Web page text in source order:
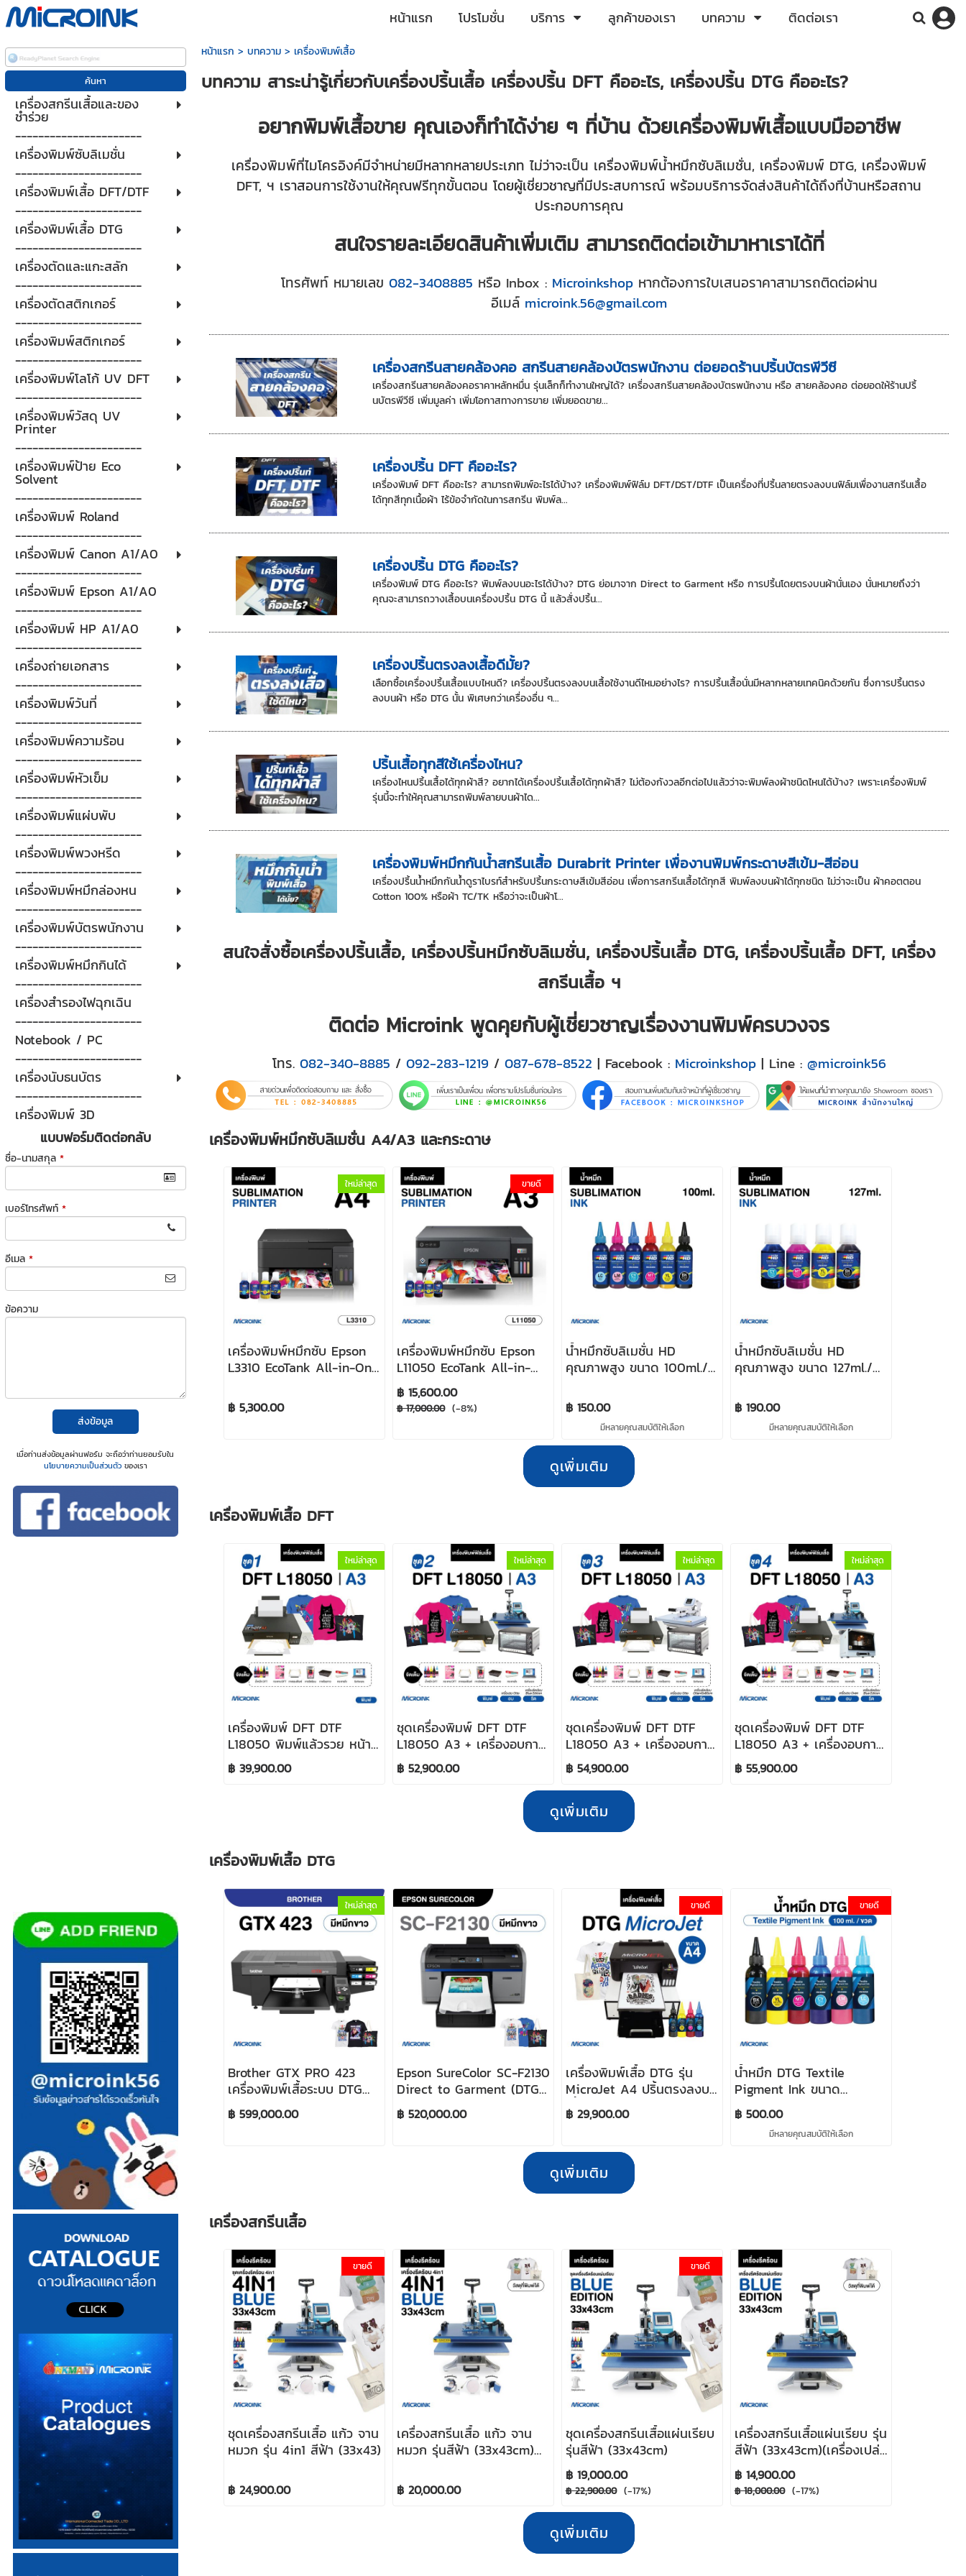
หน้าแรก โปรโมชั่น บริการ ลูกค้าของเรา บทความ ติดต่อเรา
เครื่องสกรีนเสื้อและของ
ชำร่วย
----------------------
เครื่องพิมพ์ซับลิเมชั่น
----------------------
เครื่องพิมพ์เสื้อ DFT/DTF
----------------------
เครื่องพิมพ์เสื้อ DTG
----------------------
เครื่องตัดและแกะสลัก
----------------------
เครื่องตัดสติกเกอร์
----------------------
เครื่องพิมพ์สติกเกอร์
----------------------
เครื่องพิมพ์โลโก้ UV DFT
----------------------
เครื่องพิมพ์วัสดุ UV
Printer
----------------------
เครื่องพิมพ์ป้าย Eco
Solvent
----------------------
เครื่องพิมพ์ Roland
----------------------
เครื่องพิมพ์ Canon A1/A0
----------------------
เครื่องพิมพ์ Epson A1/A0
----------------------
เครื่องพิมพ์ HP A1/A0
----------------------
เครื่องถ่ายเอกสาร
----------------------
เครื่องพิมพ์วันที่
----------------------
เครื่องพิมพ์ความร้อน
----------------------
เครื่องพิมพ์หัวเข็ม
----------------------
เครื่องพิมพ์แผ่บพับ
----------------------
เครื่องพิมพ์พวงหรีด
----------------------
เครื่องพิมพ์หมึกล่องหน
----------------------
เครื่องพิมพ์บัตรพนักงาน
----------------------
เครื่องพิมพ์หมึกกินได้
----------------------
เครื่องสำรองไฟฉุกเฉิน
----------------------
Notebook / PC
----------------------
เครื่องนับธนบัตร
----------------------
เครื่องพิมพ์ 3D
แบบฟอร์มติดต่อกลับ
ชื่อ-นามสกุล *
เบอร์โทรศัพท์ *
อีเมล *
ข้อความ
ส่งข้อมูล
เมื่อท่านส่งข้อมูลผ่านฟอร์ม จะถือว่าท่านยอมรับใน
นโยบายความเป็นส่วนตัวของเรา
หน้าแรก > บทความ> เครื่องพิมพ์เสื้อ
บทความ สาระน่ารู้เกี่ยวกับเครื่องปริ้นเสื้อ เครื่องปริ้น DFT คืออะไร, เครื่องปริ้น DTG คืออะไร?
อยากพิมพ์เสื้อขาย คุณเองก็ทำได้ง่าย ๆ ที่บ้าน ด้วยเครื่องพิมพ์เสื้อแบบมืออาชีพ
เครื่องพิมพ์ที่ไมโครอิงค์มีจำหน่ายมีหลากหลายประเภท ไม่ว่าจะเป็น เครื่องพิมพ์น้ำหมึกซับลิเมชั่น, เครื่องพิมพ์ DTG, เครื่องพิมพ์
DFT, ฯ เราสอนการใช้งานให้คุณฟรีทุกขั้นตอน โดยผู้เชี่ยวชาญที่มีประสบการณ์ พร้อมบริการจัดส่งสินค้าได้ถึงที่บ้านหรือสถาน
ประกอบการคุณ
สนใจรายละเอียดสินค้าเพิ่มเติม สามารถติดต่อเข้ามาหาเราได้ที่
โทรศัพท์ หมายเลข 082-3408885 หรือ Inbox : Microinkshopหากต้องการใบเสนอราคาสามารถติดต่อผ่าน
อีเมล์ microink.56@gmail.com
เครื่องสกรีนสายคล้องคอ สกรีนสายคล้องบัตรพนักงาน ต่อยอดร้านปริ้นบัตรพีวีซี
เครื่องสกรีนสายคล้องคอราคาหลักหมื่น รุ่นเล็กก็ทำงานใหญ่ได้? เครื่องสกรีนสายคล้องบัตรพนักงาน หรือ สายคล้องคอ ต่อยอดให้ร้านปริ้
นบัตรพีวีซี เพิ่มมูลค่า เพิ่มโอกาสทางการขาย เพิ่มยอดขาย...
เครื่องปริ้น DFT คืออะไร?
เครื่องพิมพ์ DFT คืออะไร? สามารถพิมพ์อะไรได้บ้าง? เครื่องพิมพ์ฟิล์ม DFT/DST/DTF เป็นเครื่องที่ปริ้นลายตรงลงบนฟิล์มเพื่องานสกรีนเสื้อ
ได้ทุกสีทุกเนื้อผ้า ไร้ข้อจำกัดในการสกรีน พิมพ์ล...
เครื่องปริ้น DTG คืออะไร?
เครื่องพิมพ์ DTG คืออะไร? พิมพ์ลงบนอะไรได้บ้าง? DTG ย่อมาจาก Direct to Garment หรือ การปริ้นโดยตรงบนผ้านั่นเอง นั่นหมายถึงว่า
คุณจะสามารถวางเสื้อบนเครื่องปริ้น DTG นี้ แล้วสั่งปริ้น...
เครื่องปริ้นตรงลงเสื้อดีมั้ย?
เลือกซื้อเครื่องปริ้นเสื้อแบบไหนดี? เครื่องปริ้นตรงลงบนเสื้อใช้งานดีไหมอย่างไร? การปริ้นเสื้อนั่นมีหลากหลายเทคนิคด้วยกัน ซึ่งการปริ้นตรง
ลงบนผ้า หรือ DTG นั้น พิเศษกว่าเครื่องอื่น ๆ...
ปริ้นเสื้อทุกสีใช้เครื่องไหน?
เครื่องไหนปริ้นเสื้อได้ทุกผ้าสี? อยากได้เครื่องปริ้นเสื้อได้ทุกผ้าสี? ไม่ต้องกังวลอีกต่อไปแล้วว่าจะพิมพ์ลงผ้าชนิดไหนได้บ้าง? เพราะเครื่องพิมพ์
รุ่นนี้จะทำให้คุณสามารถพิมพ์ลายบนผ้าได...
เครื่องพิมพ์หมึกกันน้ำสกรีนเสื้อ Durabrit Printer เพื่องานพิมพ์กระดาษสีเข้ม-สีอ่อน
เครื่องปริ้นน้ำหมึกกันน้ำดูราไบรท์สำหรับปริ้นกระดาษสีเข้มสีอ่อน เพื่อการสกรีนเสื้อได้ทุกสี พิมพ์ลงบนผ้าได้ทุกชนิด ไม่ว่าจะเป็น ผ้าคอตตอน
Cotton 100% หรือผ้า TC/TK หรือว่าจะเป็นผ้าโ...
สนใจสั่งซื้อเครื่องปริ้นเสื้อ, เครื่องปริ้นหมึกซับลิเมชั่น, เครื่องปริ้นเสื้อ DTG, เครื่องปริ้นเสื้อ DFT, เครื่อง
สกรีนเสื้อ ฯ
ติดต่อ Microink พูดคุยกับผู้เชี่ยวชาญเรื่องงานพิมพ์ครบวงจร
โทร. 082-340-8885 / 092-283-1219 / 087-678-8522 | Facebook : Microinkshop| Line : @microink56
เครื่องพิมพ์หมึกซับลิเมชั่น A4/A3 และกระดาษ
ใหม่ล่าสุด
เครื่องพิมพ์หมึกซับ Epson
L3310 EcoTank All-in-One
Sublimation printer
฿ 5,300.00
ขายดี
เครื่องพิมพ์หมึกซับ Epson
L11050 EcoTank All-in-
One Ink Tank Printer
ขนาด A3 Sublimation
printer
฿ 15,600.00
฿ 17,000.00 (-8%)
น้ำหมึกซับลิเมชั่น HD
คุณภาพสูง ขนาด 100ml./
฿ 150.00
มีหลายคุณสมบัติให้เลือก
น้ำหมึกซับลิเมชั่น HD
คุณภาพสูง ขนาด 127ml./
฿ 190.00
มีหลายคุณสมบัติให้เลือก
ดูเพิ่มเติม
เครื่องพิมพ์เสื้อ DFT
ใหม่ล่าสุด
เครื่องพิมพ์ DFT DTF
L18050 พิมพ์แล้วรวย หน้า
กว้าง A3
฿ 39,900.00
ใหม่ล่าสุด
ชุดเครื่องพิมพ์ DFT DTF
L18050 A3 + เครื่องอบกาว
+ เครื่องรีดเรียบสีฟ้า
฿ 52,900.00
ใหม่ล่าสุด
ชุดเครื่องพิมพ์ DFT DTF
L18050 A3 + เครื่องอบกาว
+ เครื่องรีดร้อน Otter
40x60 cm
฿ 54,900.00
ใหม่ล่าสุด
ชุดเครื่องพิมพ์ DFT DTF
L18050 A3 + เครื่องอบกาว
สีฟ้า + เครื่องรีดเรียบฟ้า
฿ 55,900.00
ดูเพิ่มเติม
เครื่องพิมพ์เสื้อ DTG
ใหม่ล่าสุด
Brother GTX PRO 423
เครื่องพิมพ์เสื้อระบบ DTG
Direct To Garment
Printer
฿ 599,000.00
Epson SureColor SC-F2130
Direct to Garment (DTG)
Textile Printer
฿ 520,000.00
ขายดี
เครื่องพิมพ์เสื้อ DTG รุ่น
MicroJet A4 ปริ้นตรงลงบน
เสื้อคอตตอน 100% (สำหรับ
ผ้าคอตตอนสีอ่อน)
฿ 29,900.00
ขายดี
น้ำหมึก DTG Textile
Pigment Ink ขนาด
100ml./ขวด สำหรับเครื่อง
ปริ้น DTG รุ่น Microjet
฿ 500.00
มีหลายคุณสมบัติให้เลือก
ดูเพิ่มเติม
เครื่องสกรีนเสื้อ
ขายดี
ชุดเครื่องสกรีนเสื้อ แก้ว จาน
หมวก รุ่น 4in1 สีฟ้า (33x43)
฿ 24,900.00
เครื่องสกรีนเสื้อ แก้ว จาน
หมวก รุ่นสีฟ้า (33x43cm)
฿ 20,000.00
ขายดี
ชุดเครื่องสกรีนเสื้อแผ่นเรียบ
รุ่นสีฟ้า (33x43cm)
฿ 19,000.00
฿ 22,900.00 (-17%)
เครื่องสกรีนเสื้อแผ่นเรียบ รุ่น
สีฟ้า (33x43cm)(เครื่องเปล่า
ไม่รวมของแถม)
฿ 14,900.00
฿ 18,000.00 (-17%)
ดูเพิ่มเติม